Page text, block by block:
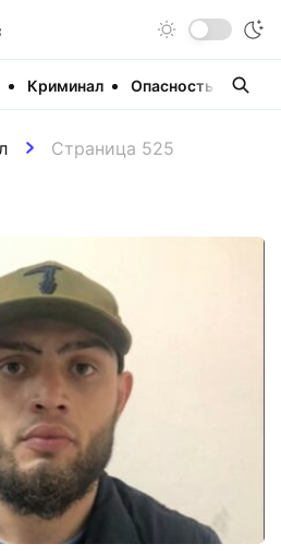
Криминал Опасность
Страница 525